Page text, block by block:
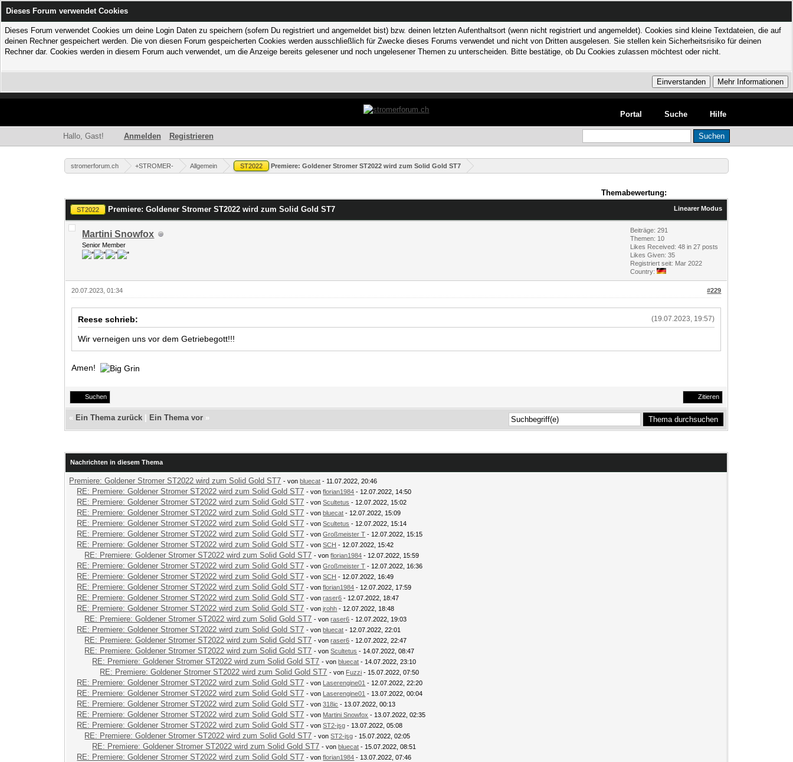
Dieses Forum verwendet Cookies
Dieses Forum verwendet Cookies um deine Login Daten zu speichern (sofern Du registriert und angemeldet bist) bzw. deinen letzten Aufenthaltsort (wenn nicht registriert und angemeldet). Cookies sind kleine Textdateien, die auf
deinen Rechner gespeichert werden. Die von diesen Forum gespeicherten Cookies werden ausschließlich für Zwecke dieses Forums verwendet und nicht von Dritten ausgelesen. Sie stellen kein Sicherheitsrisiko für deinen
Rechner dar. Cookies werden in diesem Forum auch verwendet, um die Anzeige bereits gelesener und noch ungelesener Themen zu unterscheiden. Bitte bestätige, ob Du Cookies zulassen möchtest oder nicht.
Portal Suche Hilfe
Hallo, Gast! Anmelden Registrieren
stromerforum.ch +STROMER- Allgemein ST2022 Premiere: Goldener Stromer ST2022 wird zum Solid Gold ST7
Themabewertung:
Linearer Modus
ST2022 Premiere: Goldener Stromer ST2022 wird zum Solid Gold ST7
Martini Snowfox
Senior Member
Beiträge: 291
Themen: 10
Likes Received:48 in 27 posts
Likes Given: 35
Registriert seit: Mar 2022
Country:
#229
20.07.2023, 01:34
(19.07.2023, 19:57)
Reese schrieb:
Wir verneigen uns vor dem Getriebegott!!!
Amen!
Suchen Zitieren
« Ein Thema zurück Ein Thema vor »
Nachrichten in diesem Thema
Premiere: Goldener Stromer ST2022 wird zum Solid Gold ST7 - vonbluecat - 11.07.2022, 20:46
RE: Premiere: Goldener Stromer ST2022 wird zum Solid Gold ST7 - vonflorian1984 - 12.07.2022, 14:50
RE: Premiere: Goldener Stromer ST2022 wird zum Solid Gold ST7 - vonScultetus - 12.07.2022, 15:02
RE: Premiere: Goldener Stromer ST2022 wird zum Solid Gold ST7 - vonbluecat - 12.07.2022, 15:09
RE: Premiere: Goldener Stromer ST2022 wird zum Solid Gold ST7 - vonScultetus - 12.07.2022, 15:14
RE: Premiere: Goldener Stromer ST2022 wird zum Solid Gold ST7 - vonGroßmeister T - 12.07.2022, 15:15
RE: Premiere: Goldener Stromer ST2022 wird zum Solid Gold ST7 - vonSCH - 12.07.2022, 15:42
RE: Premiere: Goldener Stromer ST2022 wird zum Solid Gold ST7 - vonflorian1984 - 12.07.2022, 15:59
RE: Premiere: Goldener Stromer ST2022 wird zum Solid Gold ST7 - vonGroßmeister T - 12.07.2022, 16:36
RE: Premiere: Goldener Stromer ST2022 wird zum Solid Gold ST7 - vonSCH - 12.07.2022, 16:49
RE: Premiere: Goldener Stromer ST2022 wird zum Solid Gold ST7 - vonflorian1984 - 12.07.2022, 17:59
RE: Premiere: Goldener Stromer ST2022 wird zum Solid Gold ST7 - vonraser6 - 12.07.2022, 18:47
RE: Premiere: Goldener Stromer ST2022 wird zum Solid Gold ST7 - vonjrohh - 12.07.2022, 18:48
RE: Premiere: Goldener Stromer ST2022 wird zum Solid Gold ST7 - vonraser6 - 12.07.2022, 19:03
RE: Premiere: Goldener Stromer ST2022 wird zum Solid Gold ST7 - vonbluecat - 12.07.2022, 22:01
RE: Premiere: Goldener Stromer ST2022 wird zum Solid Gold ST7 - vonraser6 - 12.07.2022, 22:47
RE: Premiere: Goldener Stromer ST2022 wird zum Solid Gold ST7 - vonScultetus - 14.07.2022, 08:47
RE: Premiere: Goldener Stromer ST2022 wird zum Solid Gold ST7 - vonbluecat - 14.07.2022, 23:10
RE: Premiere: Goldener Stromer ST2022 wird zum Solid Gold ST7 - von Fuzzi - 15.07.2022, 07:50
RE: Premiere: Goldener Stromer ST2022 wird zum Solid Gold ST7 - von Laserengine01 - 12.07.2022, 22:20
RE: Premiere: Goldener Stromer ST2022 wird zum Solid Gold ST7 - von Laserengine01 - 13.07.2022, 00:04
RE: Premiere: Goldener Stromer ST2022 wird zum Solid Gold ST7 - von318ic - 13.07.2022, 00:13
RE: Premiere: Goldener Stromer ST2022 wird zum Solid Gold ST7 - von Martini Snowfox - 13.07.2022, 02:35
RE: Premiere: Goldener Stromer ST2022 wird zum Solid Gold ST7 - vonST2-jsg - 13.07.2022, 05:08
RE: Premiere: Goldener Stromer ST2022 wird zum Solid Gold ST7 - vonST2-jsg - 15.07.2022, 02:05
RE: Premiere: Goldener Stromer ST2022 wird zum Solid Gold ST7 - vonbluecat - 15.07.2022, 08:51
RE: Premiere: Goldener Stromer ST2022 wird zum Solid Gold ST7 - vonflorian1984 - 13.07.2022, 07:46